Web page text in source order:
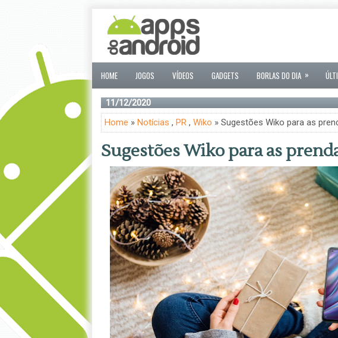
HOME JOGOS VÍDEOS GADGETS BORLAS DO DIA »
11/12/2020
Home » Notícias , PR, Wiko » Sugestões Wiko para as
Sugestões Wiko para as